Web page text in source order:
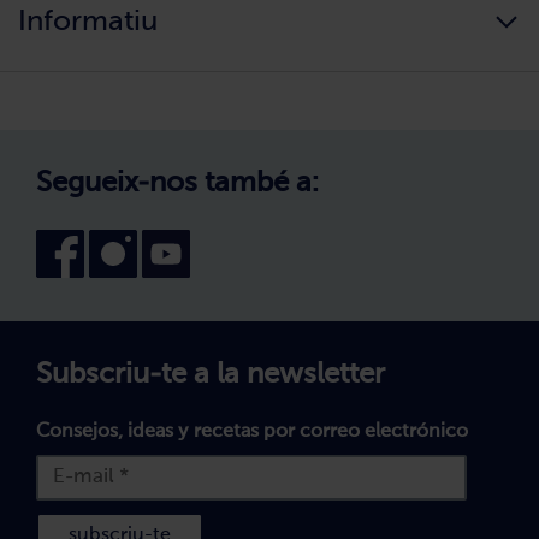
Els nostres valors
Informatiu
Declaració d'accessibilitat
Política de Galetes
Segueix-nos també a:
Subscriu-te a la newsletter
Consejos, ideas y recetas por correo electrónico